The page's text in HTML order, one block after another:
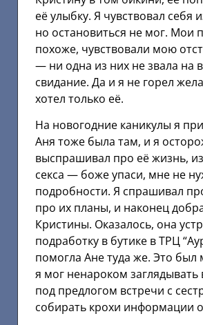
её улыбку. Я чувствовал себя
но остановиться не мог. Мои
похоже, чувствовали мою
— ни одна из них не звала на
свидание. Да и я не горел
хотел только её.
На новогодние каникулы я
Аня тоже была там, и я
выспрашивал про её жизнь,
секса — боже упаси, мне не
подробности. Я спрашивал
про их планы, и наконец
Кристины. Оказалось, она
подработку в бутике в ТРЦ
помогла Ане туда же. Это
я мог ненароком заглядывать
под предлогом встречи с
собирать крохи информации